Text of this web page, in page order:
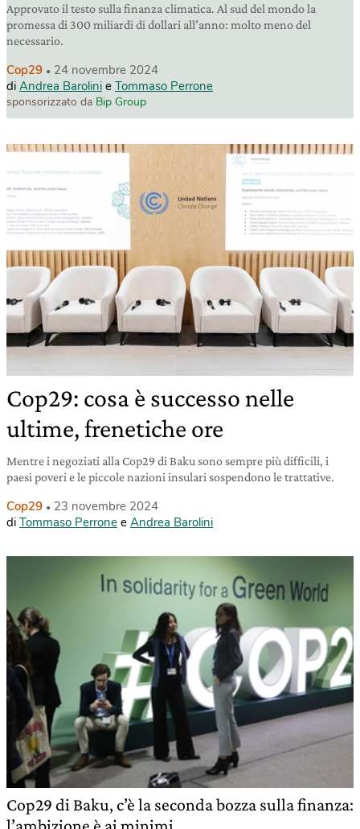
Approvato il testo sulla finanza climatica. Al sud del mondo la
promessa di 300 miliardi di dollari all’anno: molto meno del
necessario.
Cop29
24 novembre 2024
di Andrea Barolini e Tommaso Perrone
sponsorizzato da Bip Group
Cop29: cosa è successo nelle
ultime, frenetiche ore
Mentre i negoziati alla Cop29 di Baku sono sempre più difficili, i
paesi poveri e le piccole nazioni insulari sospendono le trattative.
Cop29
23 novembre 2024
di Tommaso Perrone e Andrea Barolini
Cop29 di Baku, c’è la seconda bozza sulla finanza: